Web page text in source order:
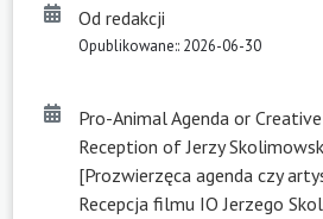
Od redakcji
Opublikowane:: 2026-06-30
Pro-Animal Agenda or
Reception of Jerzy
[Prozwierzęca agenda czy
Recepcja filmu IO Jerzego